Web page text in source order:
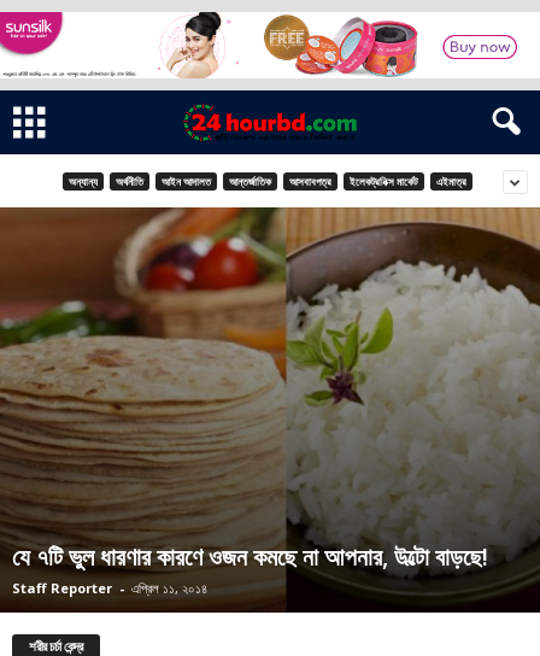
অন্যান্য অর্থনীতি আইন আদালত আন্তর্জাতিক আসবাবপত্র ইলেকট্রনিক্স মার্কেট এইমাত্র
যে ৭টি ভুল ধারণার কারণে ওজন কমছে না আপনার, উল্টো বাড়ছে!
Staff Reporter - এপ্রিল ১১, ২০১৪
শরীর চর্চা কেন্দ্র